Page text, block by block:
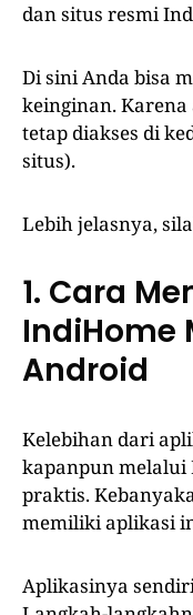
dan situs resmi
Di sini Anda bisa
keinginan.
tetap diakses di
situs).
Lebih jelasnya,
1. Cara
IndiHome
Android
Kelebihan dari
kapanpun melalui
praktis.
memiliki aplikasi
Aplikasinya